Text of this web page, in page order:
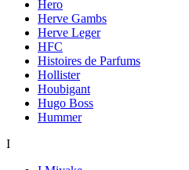
Hero
Herve Gambs
Herve Leger
HFC
Histoires de Parfums
Hollister
Houbigant
Hugo Boss
Hummer
I